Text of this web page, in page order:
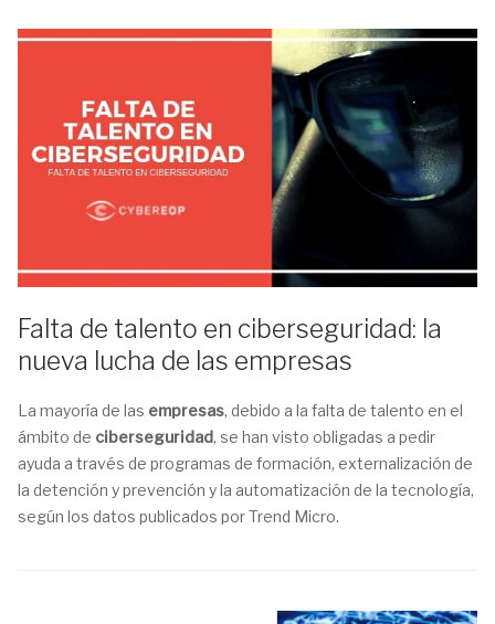
Falta de talento en ciberseguridad: la
nueva lucha de las empresas
La mayoría de las empresas, debido a la falta de talento en el
ámbito de ciberseguridad, se han visto obligadas a pedir
ayuda a través de programas de formación, externalización de
la detención y prevención y la automatización de la tecnología,
según los datos publicados por Trend Micro.